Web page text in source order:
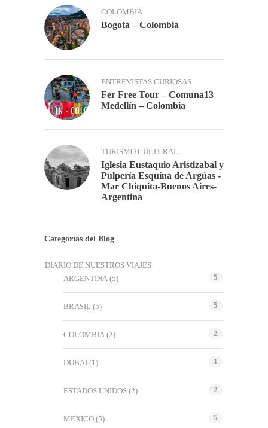
COLOMBIA
Bogotá – Colombia
ENTREVISTAS CURIOSAS
Fer Free Tour – Comuna13
Medellín – Colombia
TURISMO CULTURAL
Iglesia Eustaquio Aristizabal y
Pulpería Esquina de Argúas -
Mar Chiquita-Buenos Aires-
Argentina
Categorías del Blog
DIARIO DE NUESTROS VIAJES
ARGENTINA (5) 5
BRASIL (5) 5
COLOMBIA (2) 2
DUBAI (1) 1
ESTADOS UNIDOS (2) 2
MEXICO (5) 5